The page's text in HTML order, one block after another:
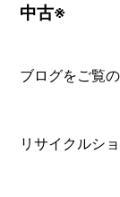
中古※
ブログをご覧
リサイクルシ